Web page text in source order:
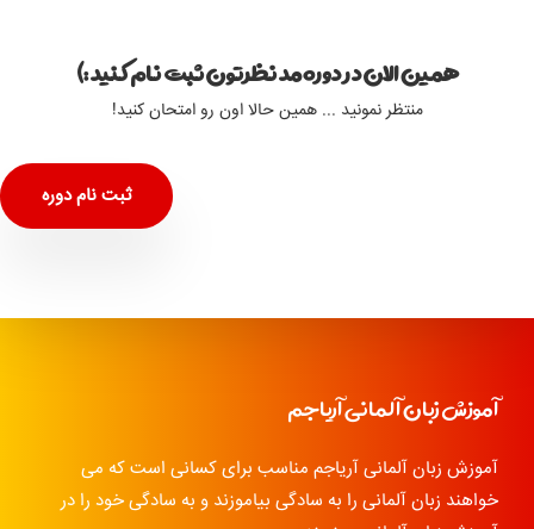
همین الان در دوره مد نظرتون ثبت نام کنید :)
منتظر نمونید ... همین حالا اون رو امتحان کنید!
ثبت نام دوره
آموزش زبان آلمانی آریاجم
آموزش زبان آلمانی آریاجم مناسب برای کسانی است که می
خواهند زبان آلمانی را به سادگی بیاموزند و به سادگی خود را در